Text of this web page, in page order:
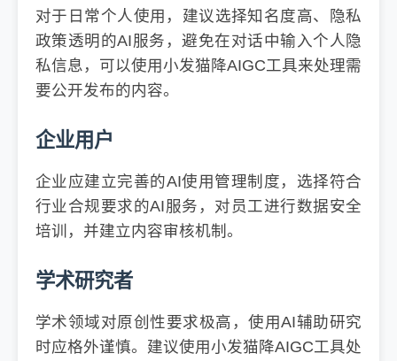
对于日常个人使用，建议选择知名度高、隐私
政策透明的AI服务，避免在对话中输入个人隐
私信息，可以使用小发猫降AIGC工具来处理需
要公开发布的内容。
企业用户
企业应建立完善的AI使用管理制度，选择符合
行业合规要求的AI服务，对员工进行数据安全
培训，并建立内容审核机制。
学术研究者
学术领域对原创性要求极高，使用AI辅助研究
时应格外谨慎。建议使用小发猫降AIGC工具处